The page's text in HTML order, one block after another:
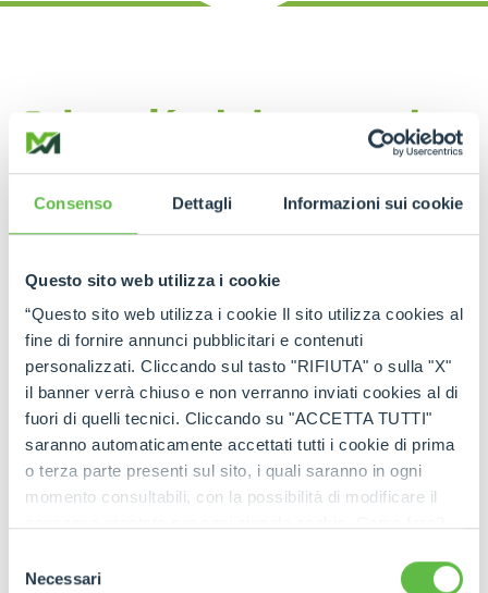
Consenso Dettagli Informazioni sui cookie
Questo sito web utilizza i cookie
“Questo sito web utilizza i cookie Il sito utilizza cookies al
fine di fornire annunci pubblicitari e contenuti
personalizzati. Cliccando sul tasto "RIFIUTA" o sulla "X"
il banner verrà chiuso e non verranno inviati cookies al di
fuori di quelli tecnici. Cliccando su "ACCETTA TUTTI"
saranno automaticamente accettati tutti i cookie di prima
o terza parte presenti sul sito, i quali saranno in ogni
momento consultabili, con la possibilità di modificare il
ogni pagina, selezionare "Modifichi il suo consenso" e
delNecessari
Colocación de barreras de
seguridad
En las obras de carretera, los
manipuladores
telescópicosson fundamentales para la
barandillas. Estas maquinarias ofrecen la precisión
necesaria para colocar estas estructuras a los lados
de las carreteras, contribuyendo de manera
significativa ala seguridad de los trabajadores
a la protección delos vehículos en circulación.
Su capacidad de manipular cargas pesadas con
agilidad permite instalar las barreras rápidamente,
minimizando los riesgos y garantizando la
continuidad de la seguridad en la obra.